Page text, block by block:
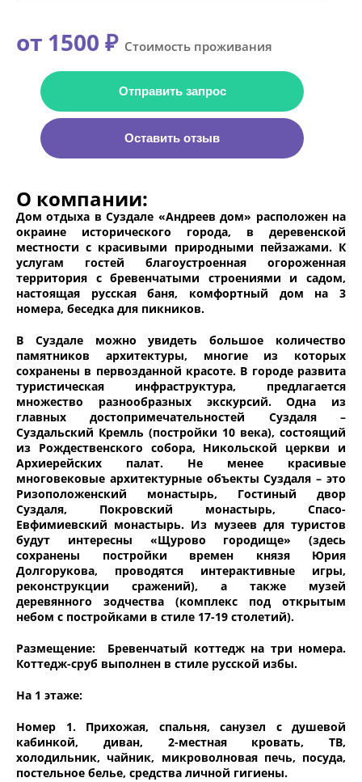
от 1500 ₽ Стоимость проживания
Отправить запрос
Оставить отзыв
О компании:
Дом отдыха в Суздале «Андреев дом» расположен на
окраине исторического города, в деревенской
местности с красивыми природными пейзажами. К
услугам гостей благоустроенная огороженная
территория с бревенчатыми строениями и садом,
настоящая русская баня, комфортный дом на 3
номера, беседка для пикников.
В Суздале можно увидеть большое количество
памятников архитектуры, многие из которых
сохранены в первозданной красоте. В городе развита
туристическая инфраструктура, предлагается
множество разнообразных экскурсий. Одна из
главных достопримечательностей Суздаля –
Суздальский Кремль (постройки 10 века), состоящий
из Рождественского собора, Никольской церкви и
Архиерейских палат. Не менее красивые
многовековые архитектурные объекты Суздаля – это
Ризоположенский монастырь, Гостиный двор
Суздаля, Покровский монастырь, Спасо-
Евфимиевский монастырь. Из музеев для туристов
будут интересны «Щурово городище» (здесь
сохранены постройки времен князя Юрия
Долгорукова, проводятся интерактивные игры,
реконструкции сражений), а также музей
деревянного зодчества (комплекс под открытым
небом с постройками в стиле 17-19 столетий).
Размещение: Бревенчатый коттедж на три номера.
Коттедж-сруб выполнен в стиле русской избы.
На 1 этаже:
Номер 1. Прихожая, спальня, санузел с душевой
кабинкой, диван, 2-местная кровать, ТВ,
холодильник, чайник, микроволновая печь, посуда,
постельное белье, средства личной гигиены.